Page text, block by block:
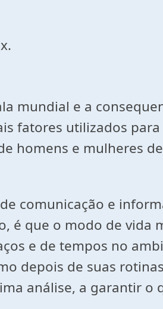
mundial e a
fatores utilizados
homens e mulheres
comunicação e
é que o modo de
e de tempos no
depois de suas
análise, a garantir o